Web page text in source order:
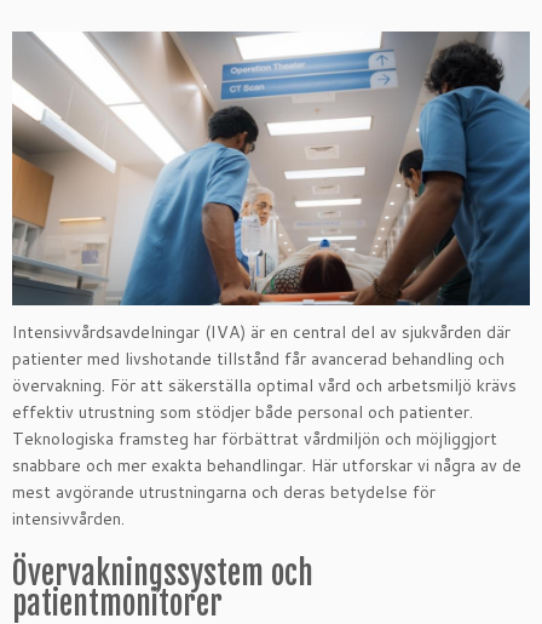
Intensivvårdsavdelningar (IVA) är en central del av sjukvården där
patienter med livshotande tillstånd får avancerad behandling och
övervakning. För att säkerställa optimal vård och arbetsmiljö krävs
effektiv utrustning som stödjer både personal och patienter.
Teknologiska framsteg har förbättrat vårdmiljön och möjliggjort
snabbare och mer exakta behandlingar. Här utforskar vi några av de
mest avgörande utrustningarna och deras betydelse för
intensivvården.
Övervakningssystem och
patientmonitorer